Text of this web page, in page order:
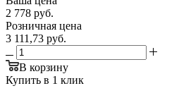
2 778 руб.
Розничная цена
3 111,73 руб.
В корзину
Купить в 1 клик